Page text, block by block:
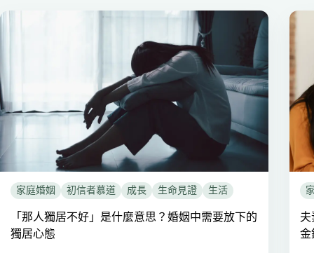
家庭婚姻 初信者慕道 成長 生命見證 生活
「那人獨居不好」是什麼意思？婚姻中需要放下的
獨居心態
夫
金